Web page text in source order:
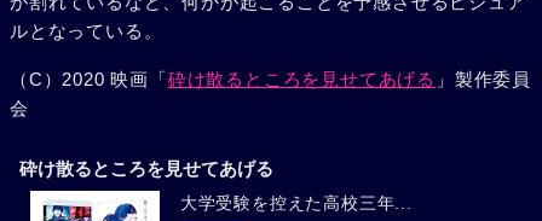
ルとなっている。
（C）2020 映画「砕け散るところを見せてあげる 」製作委員
会
砕け散るところを見せてあげる
大学受験を控えた高校三年...